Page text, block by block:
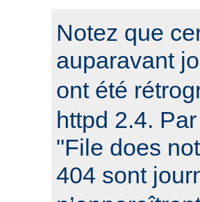
Notez que
auparavant
ont été
httpd 2.4.
"File does
404 sont